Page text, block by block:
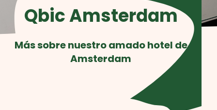
Qbic Amsterdam
Más sobre nuestro amado hotel de
Amsterdam